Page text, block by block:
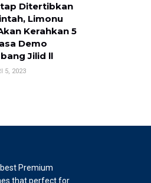
Ditertibkan
Limonu
Kerahkan 5
Demo
Jilid ll
5, 2023
Premium
that perfect for